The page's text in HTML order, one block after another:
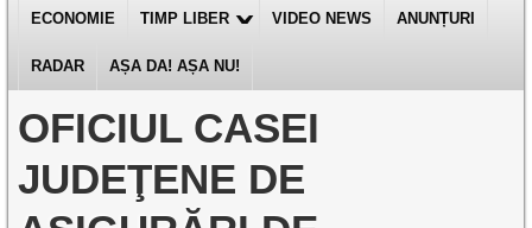
ECONOMIE TIMP LIBER VIDEO NEWS ANUNȚURI
RADAR AȘA DA! AȘA NU!
OFICIUL CASEI
JUDEŢENE DE